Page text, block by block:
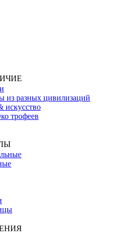
из разных цивилизаций
искусство
трофеев